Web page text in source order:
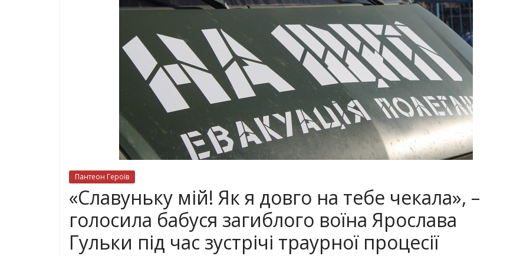
Пантеон Героїв
«Славуньку мій! Як я довго на тебе чекала», –
голосила бабуся загиблого воїна Ярослава
Гульки під час зустрічі траурної процесії